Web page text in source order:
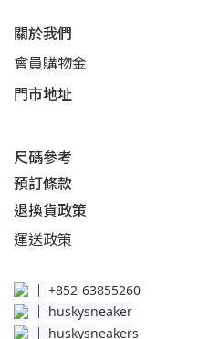
關於我們
會員購物金
門市地址
尺碼參考
預訂條款
退換貨政策​
運送政策​
│ +852-63855260
huskysneaker
│ huskysneakers